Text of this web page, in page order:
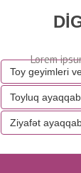
Toy geyimleri
Toyluq
Ziyafət